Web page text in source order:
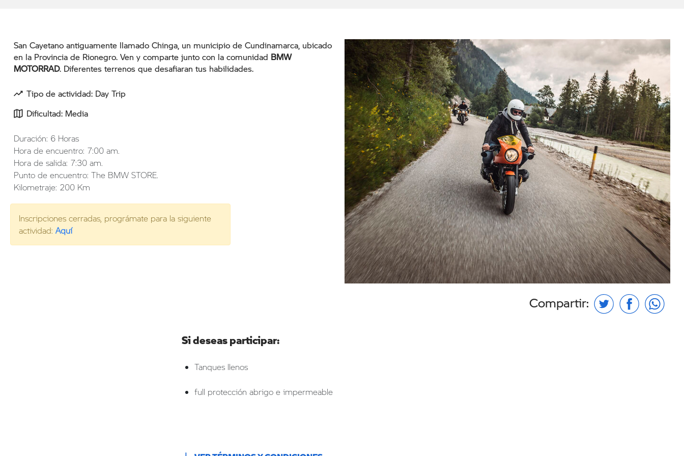
San Cayetano antiguamente llamado Chinga, un municipio de Cundinamarca, ubicado
en la Provincia de Rionegro. Ven y comparte junto con la comunidad BMW
MOTORRAD. Diferentes terrenos que desafiaran tus habilidades.
Tipo de actividad: Day Trip
Dificultad: Media
Duración: 6 Horas
Hora de encuentro: 7:00 am.
Hora de salida: 7:30 am.
Punto de encuentro: The BMW STORE.
Kilometraje: 200 Km
Inscripciones cerradas, prográmate para la siguiente
actividad: Aquí
Compartir:
Si deseas participar:
Tanques llenos
full protección abrigo e impermeable